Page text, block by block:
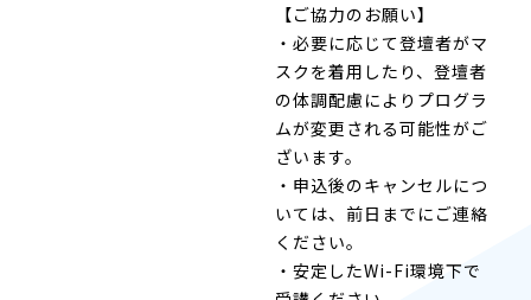
【ご協力のお願い】
・必要に応じて登壇者がマ
スクを着用したり、登壇者
の体調配慮によりプログラ
ムが変更される可能性がご
ざいます。
・申込後のキャンセルにつ
いては、前日までにご連絡
ください。
・安定したWi-Fi環境下で